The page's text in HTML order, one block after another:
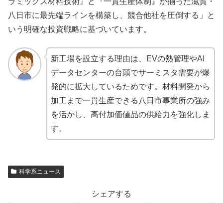
八日市に最先端ラインを構築し、競合他社を圧倒する」と
いう明確な投資戦略に基づいています。
新工場を設立する理由は、EVの熱管理やAI
データセンターの台頭でサーミスタ需要が爆
発的に拡大しているためです。材料開発から
加工まで一貫生産できる八日市事業所の強み
を活かし、高付加価値品の供給力を強化しま
す。
科学系ニュース
シェアする